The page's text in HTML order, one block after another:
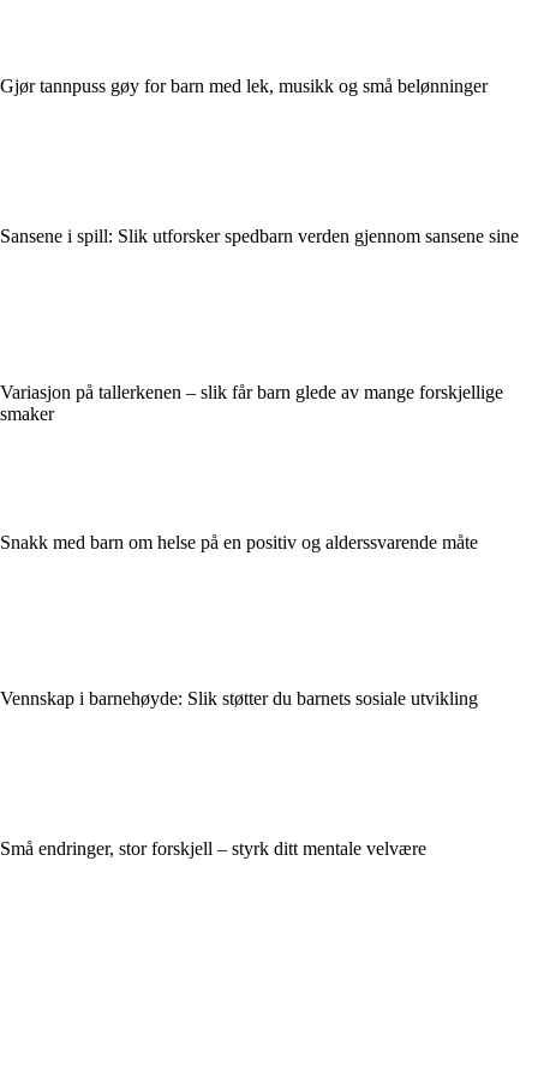
Gjør tannpuss gøy for barn med lek, musikk og små belønninger
Sansene i spill: Slik utforsker spedbarn verden gjennom sansene sine
Variasjon på tallerkenen – slik får barn glede av mange forskjellige
smaker
Snakk med barn om helse på en positiv og alderssvarende måte
Vennskap i barnehøyde: Slik støtter du barnets sosiale utvikling
Små endringer, stor forskjell – styrk ditt mentale velvære